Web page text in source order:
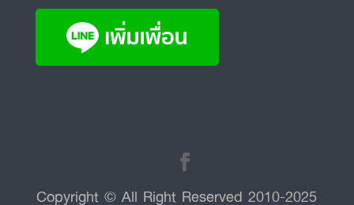
Copyright © All Right Reserved 2010-2025